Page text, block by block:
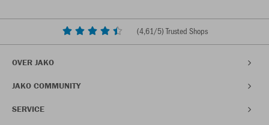
(4,61/5) Trusted Shops
OVER JAKO
JAKO COMMUNITY
SERVICE